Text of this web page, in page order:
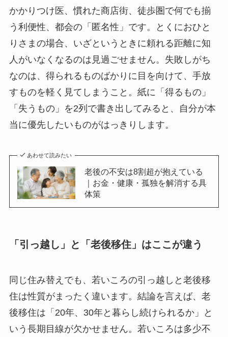
かかりつけ医、慣れた商店街、徒歩圏で何でも揃
う利便性、都会の「匿名性」です。とくにおひと
りさまの場合、いざというときに頼れる距離に知
人がいなくなるのは見過ごせません。失敗しがち
なのは、得られるものばかりに目を向けて、手放
すものを軽く見てしまうこと。紙に「得るもの」
「失うもの」を2列で書き出してみると、自分が本
当に優先したいものがはっきりします。
あわせて読みたい
老後の不安は8割超が抱えている
｜お金・健康・孤独を解消する具
体策
「引っ越し」と「老後移住」はここが違う
同じ住み替えでも、若いころの引っ越しと老後移
住は性質がまったく違います。結論を言えば、老
後移住は「20年、30年と暮らし続けられるか」と
いう長期目線が欠かせません。若いころは多少不